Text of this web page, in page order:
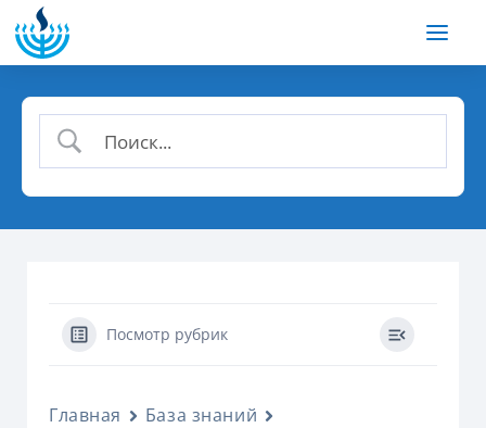
Посмотр рубрик
Главная
База знаний